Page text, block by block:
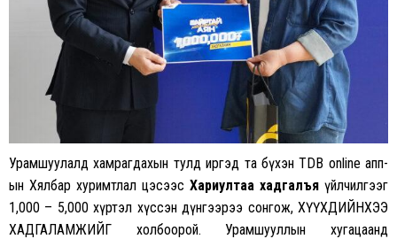
Урамшуулалд хамрагдахын тулд иргэд та бүхэн TDB online апп-
ын Хялбар хуримтлал цэсээс Хариултаа хадгалъя үйлчилгээг
1,000 – 5,000 хүртэл хүссэн дүнгээрээ сонгож, ХҮҮХДИЙНХЭЭ
ХАДГАЛАМЖИЙГ холбоорой. Урамшууллын хугацаанд